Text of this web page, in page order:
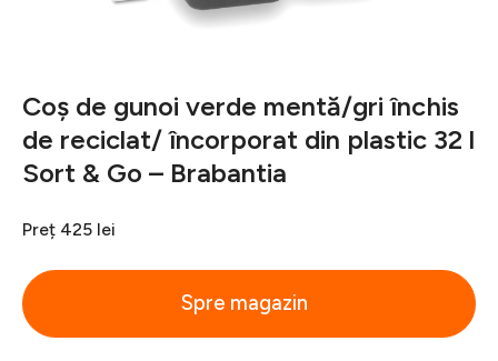
Coș de gunoi verde mentă/gri închis
de reciclat/ încorporat din plastic 32 l
Sort & Go – Brabantia
Preț 425 lei
Spre magazin